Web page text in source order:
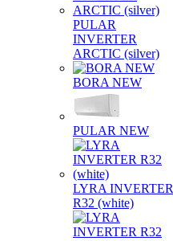
PULAR
INVERTER
ARCTIC (silver)
BORA NEW
PULAR NEW
LYRA INVERTER
R32 (white)